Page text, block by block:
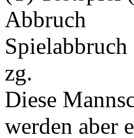
Abbruch
Spielabbruch
zg.
Diese
werden aber